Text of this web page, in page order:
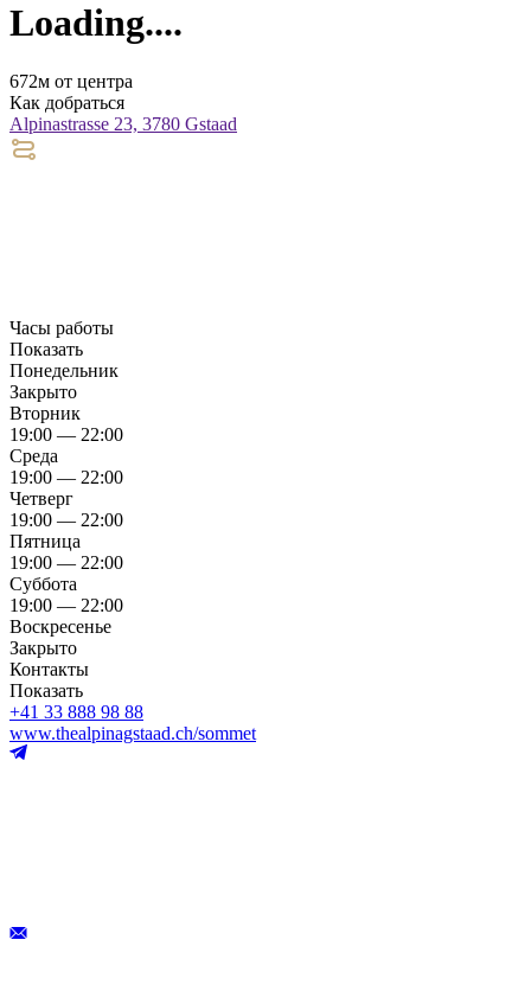
Loading....
672м от центра
Как добраться
Alpinastrasse 23, 3780 Gstaad
Часы работы
Показать
Понедельник
Закрыто
Вторник
19:00 — 22:00
Среда
19:00 — 22:00
Четверг
19:00 — 22:00
Пятница
19:00 — 22:00
Суббота
19:00 — 22:00
Воскресенье
Закрыто
Контакты
Показать
+41 33 888 98 88
www.thealpinagstaad.ch/sommet